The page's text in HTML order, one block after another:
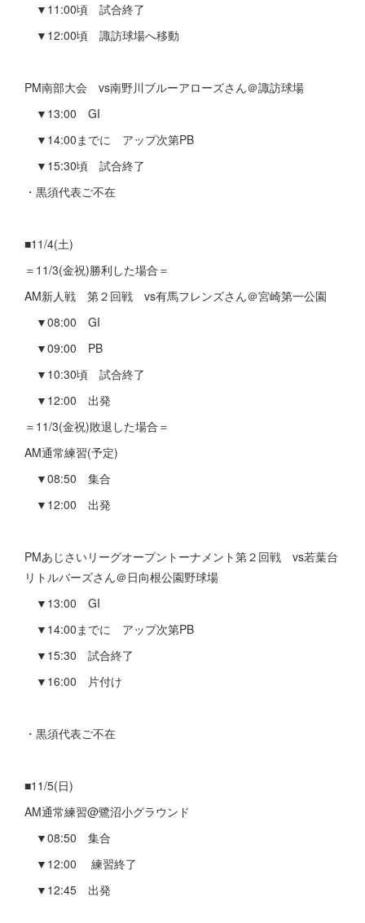
▼11:00頃 試合終了
▼12:00頃 諏訪球場へ移動
PM南部大会 vs南野川ブルーアローズさん＠諏訪球場
▼13:00 GI
▼14:00までに アップ次第PB
▼15:30頃 試合終了
・黒須代表ご不在
■11/4(土)
＝11/3(金祝)勝利した場合＝
AM新人戦 第２回戦 vs有馬フレンズさん＠宮崎第一公園
▼08:00 GI
▼09:00 PB
▼10:30頃 試合終了
▼12:00 出発
＝11/3(金祝)敗退した場合＝
AM通常練習(予定)
▼08:50 集合
▼12:00 出発
PMあじさいリーグオープントーナメント第２回戦 vs若葉台
リトルバーズさん＠日向根公園野球場
▼13:00 GI
▼14:00までに アップ次第PB
▼15:30 試合終了
▼16:00 片付け
・黒須代表ご不在
■11/5(日)
AM通常練習@鷺沼小グラウンド
▼08:50 集合
▼12:00 練習終了
▼12:45 出発